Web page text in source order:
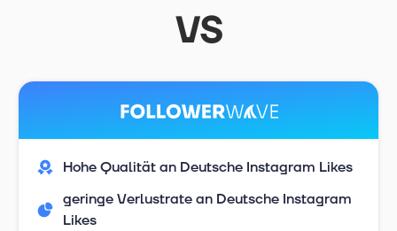
VS
Hohe Qualität an Deutsche Instagram Likes
geringe Verlustrate an Deutsche Instagram
Likes